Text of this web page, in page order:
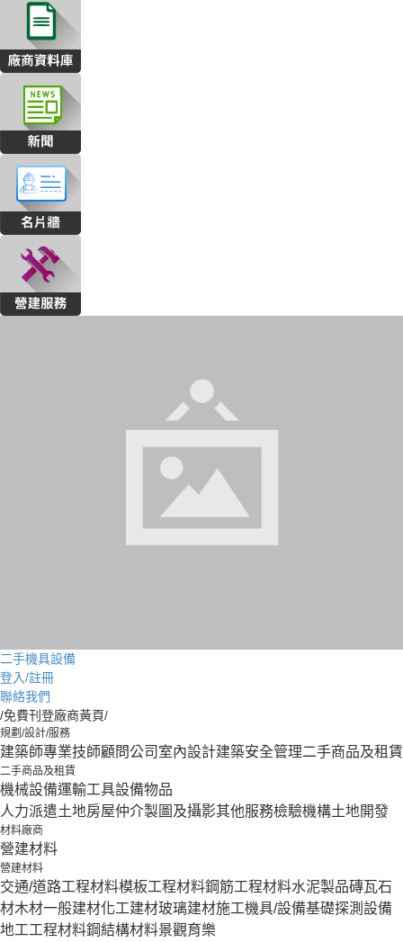
二手機具設備
登入/註冊
聯絡我們
/免費刊登廠商黃頁/
規劃/設計/服務
建築師專業技師顧問公司 室內設計建築安全管理二手商品及租賃
二手商品及租賃
機械設備運輸工具設備物品
人力派遣土地房屋仲介製圖及攝影其他服務檢驗機構土地開發
材料廠商
營建材料
營建材料
交通/道路工程材料模板工程材料鋼筋工程材料水泥製品磚瓦石
材木材一般建材化工建材玻璃建材施工機具/設備基礎探測設備
地工工程材料鋼結構材料景觀育樂